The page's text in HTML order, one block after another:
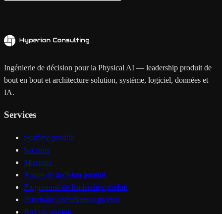
Ingénierie de décision pour la Physical AI — leadership produit de
bout en bout et architecture solution, système, logiciel, données et
IA.
Services
Système produit
Secteurs
Missions
Revue de décision produit
Programme de leadership produit
Partenaire opérationnel produit
Parlons produit